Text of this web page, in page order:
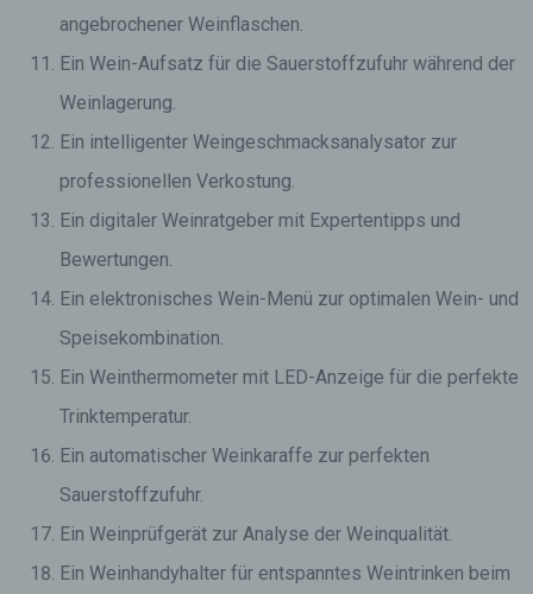
angebrochener Weinflaschen.
Ein Wein-Aufsatz für die Sauerstoffzufuhr während der
Weinlagerung.
Ein intelligenter Weingeschmacksanalysator zur
professionellen Verkostung.
Ein digitaler Weinratgeber mit Expertentipps und
Bewertungen.
Ein elektronisches Wein-Menü zur optimalen Wein- und
Speisekombination.
Ein Weinthermometer mit LED-Anzeige für die perfekte
Trinktemperatur.
Ein automatischer Weinkaraffe zur perfekten
Sauerstoffzufuhr.
Ein Weinprüfgerät zur Analyse der Weinqualität.
Ein Weinhandyhalter für entspanntes Weintrinken beim